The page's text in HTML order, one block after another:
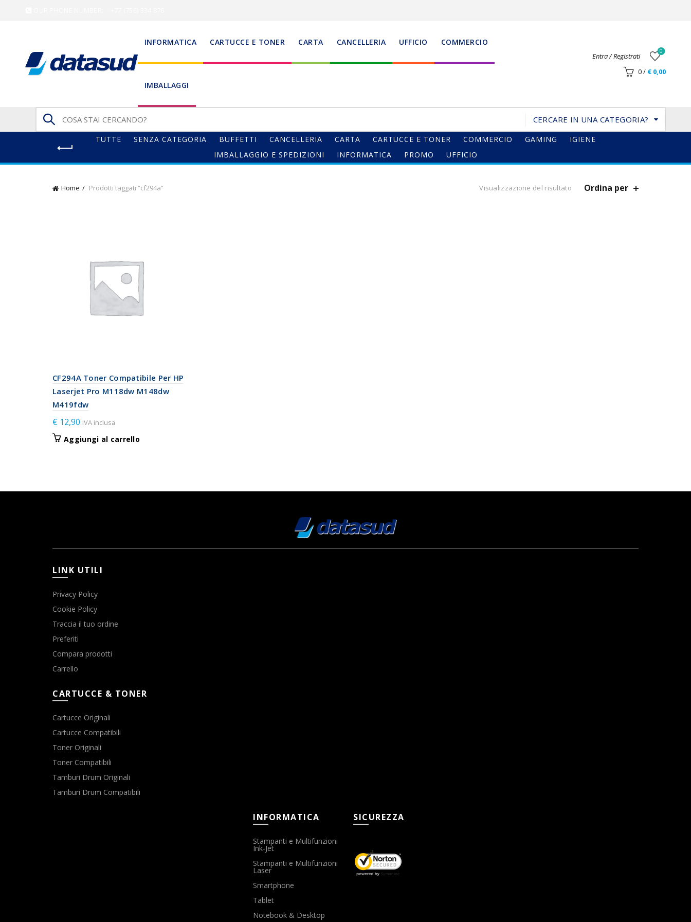
INFORMATICA CARTUCCE E TONER CARTA CANCELLERIA UFFICIO COMMERCIO
IMBALLAGGI
Entra / Registrati
0
0/ €0,00
Search
for:
CERCARE IN UNA CATEGORIA?
TUTTE SENZA CATEGORIA BUFFETTI CANCELLERIA CARTA CARTUCCE E TONER COMMERCIO GAMING
IGIENE
IMBALLAGGIO E SPEDIZIONI
INFORMATICA PROMO UFFICIO
Home Prodotti taggati “cf294a” Visualizzazione del risultato Ordina per
CF294A Toner Compatibile Per HP
Laserjet Pro M118dw M148dw
M419fdw
€ 12,90 IVA inclusa
Aggiungi al carrello
LINK UTILI
Privacy Policy
Cookie Policy
Traccia il tuo ordine
Preferiti
Compara prodotti
Carrello
CARTUCCE & TONER
Cartucce Originali
Cartucce Compatibili
Toner Originali
Toner Compatibili
Tamburi Drum Originali
Tamburi Drum Compatibili
INFORMATICA
Stampanti e Multifunzioni
Ink-Jet
Stampanti e Multifunzioni
Laser
Smartphone
Tablet
Notebook & Desktop
SICUREZZA